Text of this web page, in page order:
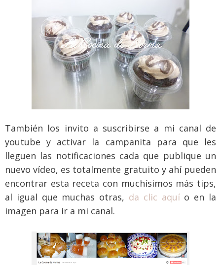
También los invito a suscribirse a mi canal de
youtube y activar la campanita para que les
lleguen las notificaciones cada que publique un
nuevo vídeo, es totalmente gratuito y ahí pueden
encontrar esta receta con muchísimos más tips,
al igual que muchas otras, da clic aquí o en la
imagen para ir a mi canal.